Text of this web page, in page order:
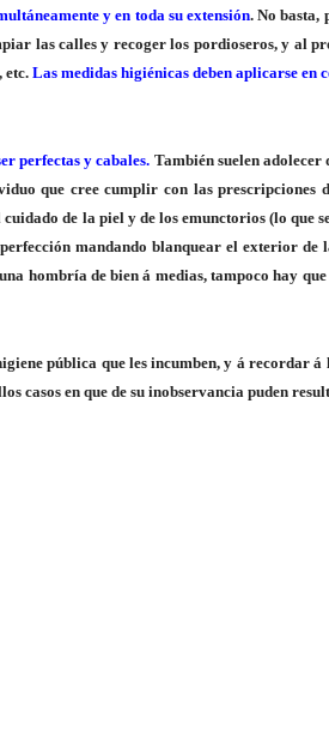
y en toda su extensión. No basta,
las calles y recoger los pordioseros, y al
etc. Las medidas higiénicas deben aplicarse en
perfectas y cabales. También suelen
que cree cumplir con las prescripciones
de la piel y de los emunctorios (lo que
mandando blanquear el exterior de
hombría de bien á medias, tampoco hay
pública que les incumben, y á recordar
casos en que de su inobservancia puden